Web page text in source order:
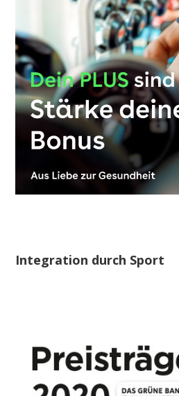
Integration durch Sport